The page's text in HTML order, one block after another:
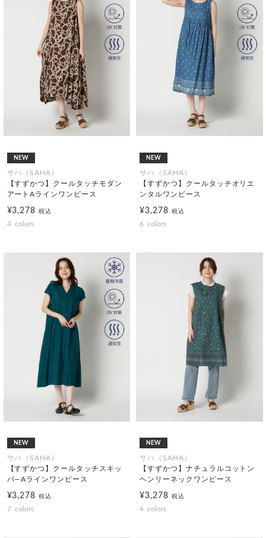
NEW
サハ（SAHA）
【すずかつ】クールタッチモダン
アートAラインワンピース
¥3,278税込
4 colors
NEW
サハ（SAHA）
【すずかつ】クールタッチオリエ
ンタルワンピース
¥3,278 税込
6 colors
NEW
サハ（SAHA）
【すずかつ】クールタッチスキッ
パ―Aラインワンピース
¥3,278税込
7 colors
NEW
サハ（SAHA）
【すずかつ】ナチュラルコットン
ヘンリーネックワンピース
¥3,278 税込
4 colors